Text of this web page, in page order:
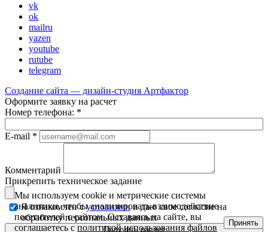
vk
ok
mailru
yazen
youtube
rutube
telegram
Создание сайта — дизайн-студия Артфактор
Оформите заявку на расчет
Номер телефона: *
E-mail *
Комментарий
Прикрепить техническое задание
Я ознакомлен сусловиямии даю свое согласие на
обработку персональных данных
Мы используем cookie и метрические системы
аналитики, чтобы анализировать взаимодействие
посетителей с сайтом. Оставаясь на сайте, вы
соглашаетесь сполитикой использования файлов Принять